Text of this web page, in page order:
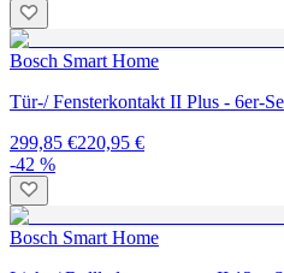
Bosch Smart Home
Tür-/ Fensterkontakt II Plus - 6er-
299,85 €220,95 €
-42 %
Bosch Smart Home